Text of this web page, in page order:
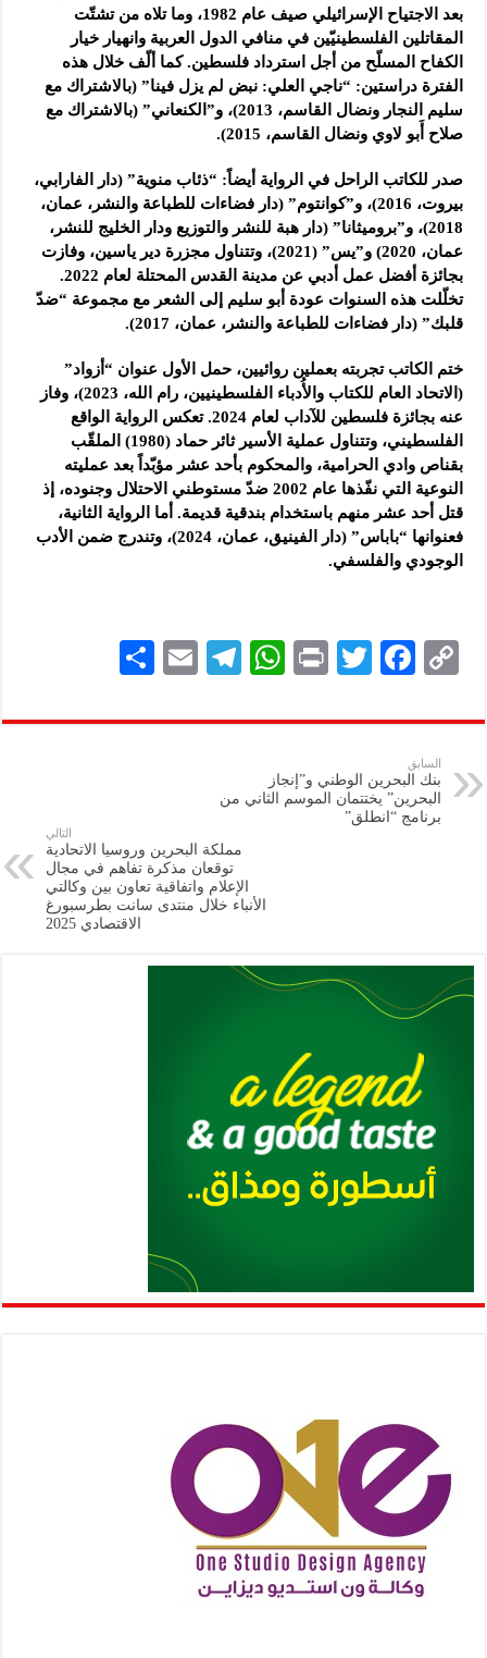
بعد الاجتياح الإسرائيلي صيف عام 1982، وما تلاه من تشتّت
المقاتلين الفلسطينيّين في منافي الدول العربية وانهيار خيار
الكفاح المسلّح من أجل استرداد فلسطين. كما ألّف خلال هذه
الفترة دراستين: “ناجي العلي: نبض لم يزل فينا” (بالاشتراك مع
سليم النجار ونضال القاسم، 2013)، و”الكنعاني” (بالاشتراك مع
صلاح أَبو لاوي ونضال القاسم، 2015).
صدر للكاتب الراحل في الرواية أيضاً: “ذئاب منوية” (دار الفارابي،
بيروت، 2016)، و”كوانتوم” (دار فضاءات للطباعة والنشر، عمان،
2018)، و”بروميثانا” (دار هبة للنشر والتوزيع ودار الخليج للنشر،
عمان، 2020) و”يس” (2021)، وتتناول مجزرة دير ياسين، وفازت
بجائزة أفضل عمل أدبي عن مدينة القدس المحتلة لعام 2022.
تخلّلت هذه السنوات عودة أبو سليم إلى الشعر مع مجموعة “ضدّ
قلبك” (دار فضاءات للطباعة والنشر، عمان، 2017).
ختم الكاتب تجربته بعملين روائيين، حمل الأول عنوان “أزواد”
(الاتحاد العام للكتاب والأُدباء الفلسطينيين، رام الله، 2023)، وفاز
عنه بجائزة فلسطين للآداب لعام 2024. تعكس الرواية الواقع
الفلسطيني، وتتناول عملية الأسير ثائر حماد (1980) الملقّب
بقناص وادي الحرامية، والمحكوم بأحد عشر مؤبّداً بعد عمليته
النوعية التي نفّذها عام 2002 ضدّ مستوطني الاحتلال وجنوده، إذ
قتل أحد عشر منهم باستخدام بندقية قديمة. أما الرواية الثانية،
فعنوانها “باباس” (دار الفينيق، عمان، 2024)، وتندرج ضمن الأدب
الوجودي والفلسفي.
C
p
y
Li
n
F
eb
k
T
tt
P
nt
W
at
A
p
Te
gr
E
ai
ar
السابق
بنك البحرين الوطني و”إنجاز
البحرين” يختتمان الموسم الثاني من
برنامج “انطلق”
التالي
مملكة البحرين وروسيا الاتحادية
توقعان مذكرة تفاهم في مجال
الإعلام واتفاقية تعاون بين وكالتي
الأنباء خلال منتدى سانت بطرسبورغ
الاقتصادي 2025